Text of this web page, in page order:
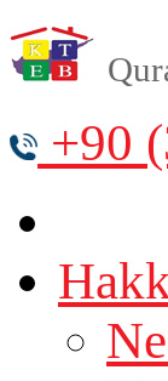
+90